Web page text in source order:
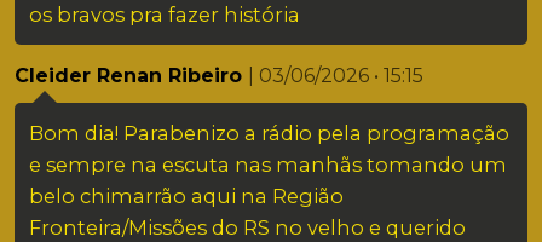
os bravos pra fazer história
Cleider Renan Ribeiro | 03/06/2026 • 15:15
Bom dia! Parabenizo a rádio pela programação
e sempre na escuta nas manhãs tomando um
belo chimarrão aqui na Região
Fronteira/Missões do RS no velho e querido